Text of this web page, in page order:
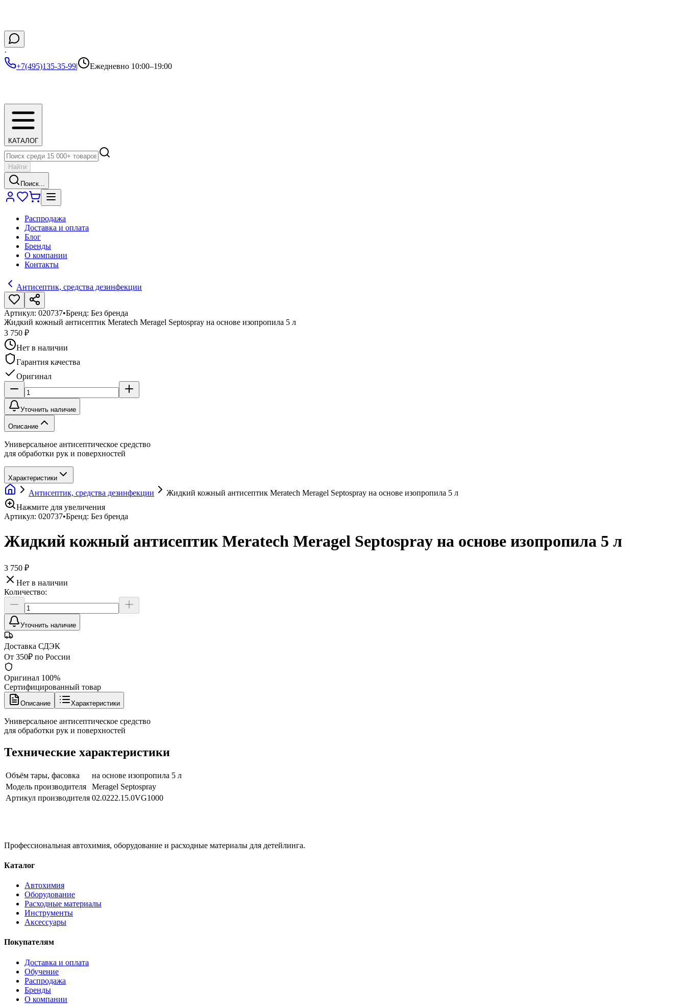
·
+7(495)135-35-99| Ежедневно 10:00–19:00
КАТАЛОГ
Найти
Поиск...
Распродажа
Доставка и оплата
Блог
Бренды
О компании
Контакты
Антисептик, средства дезинфекции
Артикул: 020737•Бренд: Без бренда
Жидкий кожный антисептик Meratech Meragel Septospray на основе изопропила 5 л
3 750 ₽
Нет в наличии
Гарантия качества
Оригинал
Уточнить наличие
Описание
Универсальное антисептическое средство
для обработки рук и поверхностей
Характеристики
Антисептик, средства дезинфекции
Жидкий кожный антисептик Meratech Meragel Septospray на основе изопропила 5 л
Нажмите для увеличения
Артикул: 020737•Бренд: Без бренда
Жидкий кожный антисептик Meratech Meragel Septospray на основе изопропила 5 л
3 750 ₽
Нет в наличии
Количество:
Уточнить наличие
Доставка СДЭК
От 350₽ по России
Оригинал 100%
Сертифицированный товар
Описание Характеристики
Универсальное антисептическое средство
для обработки рук и поверхностей
Технические характеристики
Объём тары, фасовка
на основе изопропила 5 л
Модель производителя
Meragel Septospray
Артикул производителя 02.0222.15.0VG1000
Профессиональная автохимия, оборудование и расходные материалы для детейлинга.
Каталог
Автохимия
Оборудование
Расходные материалы
Инструменты
Аксессуары
Покупателям
Доставка и оплата
Обучение
Распродажа
Бренды
О компании